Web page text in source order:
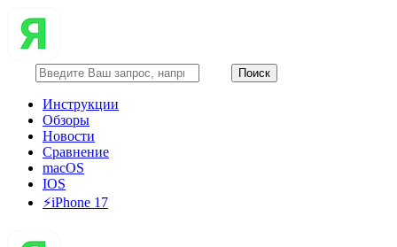
Инструкции
Обзоры
Новости
Сравнение
macOS
IOS
⚡️iPhone 17